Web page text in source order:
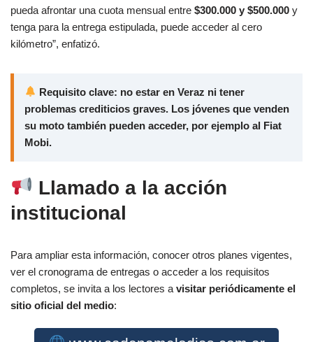
pueda afrontar una cuota mensual entre $300.000 y $500.000 y
tenga para la entrega estipulada, puede acceder al cero
kilómetro”, enfatizó.
Requisito clave: no estar en Veraz ni tener
problemas crediticios graves. Los jóvenes que venden
su moto también pueden acceder, por ejemplo al Fiat
Mobi.
Llamado a la acción
institucional
Para ampliar esta información, conocer otros planes vigentes,
ver el cronograma de entregas o acceder a los requisitos
completos, se invita a los lectores a visitar periódicamente el
sitio oficial del medio: